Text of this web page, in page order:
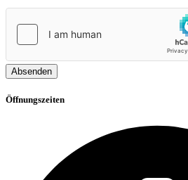
Absenden
Öffnungszeiten